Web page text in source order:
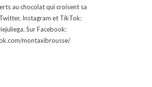
au chocolat qui croisent sa
Instagram et TikTok:
Sur Facebook:
montaxibrousse/